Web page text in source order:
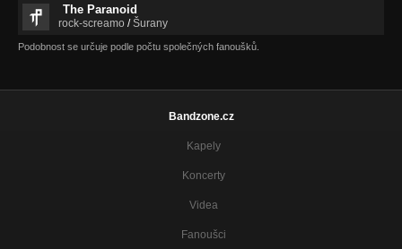
The Paranoid
rock-screamo /Šurany
Podobnost se určuje podle počtu společných fanoušků.
Bandzone.cz
Kapely
Koncerty
Videa
Fanoušci